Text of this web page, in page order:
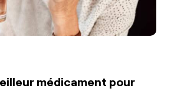
médicament pour